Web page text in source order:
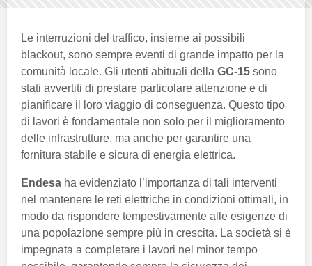
Le interruzioni del traffico, insieme ai possibili
blackout, sono sempre eventi di grande impatto per la
comunità locale. Gli utenti abituali della GC-15 sono
stati avvertiti di prestare particolare attenzione e di
pianificare il loro viaggio di conseguenza. Questo tipo
di lavori è fondamentale non solo per il miglioramento
delle infrastrutture, ma anche per garantire una
fornitura stabile e sicura di energia elettrica.
Endesa ha evidenziato l’importanza di tali interventi
nel mantenere le reti elettriche in condizioni ottimali, in
modo da rispondere tempestivamente alle esigenze di
una popolazione sempre più in crescita. La società si è
impegnata a completare i lavori nel minor tempo